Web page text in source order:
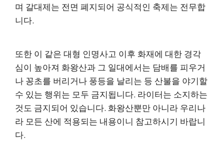
며 갈대제는 전면 폐지되어 공식적인 축제는 전무합
니다.
또한 이 같은 대형 인명사고 이후 화재에 대한 경각
심이 높아져 화왕산과 그 일대에서는 담배를 피우거
나 꽁초를 버리거나 풍등을 날리는 등 산불을 야기할
수 있는 행위는 모두 금지됩니다. 라이터는 소지하는
것도 금지되어 있습니다. 화왕산뿐만 아니라 우리나
라 모든 산에 적용되는 내용이니 참고하시기 바랍니
다.